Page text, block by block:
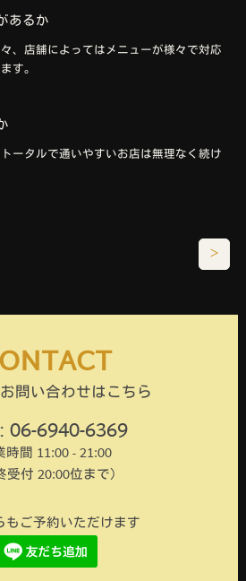
あるか
、店舗によってはメニューが様々で対応
す。
ータルで通いやすいお店は無理なく続け
＞
問い合わせはこちら
06-6940-6369
時間 11:00 - 21:00
受付 20:00位まで）
もご予約いただけます